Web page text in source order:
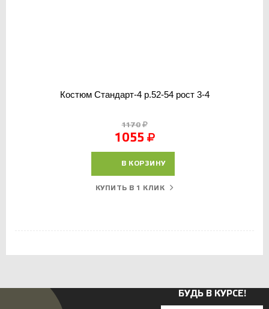
Костюм Стандарт-4 р.52-54 рост 3-4
1170
1055
В КОРЗИНУ
КУПИТЬ В 1 КЛИК
БУДЬ В КУРСЕ!